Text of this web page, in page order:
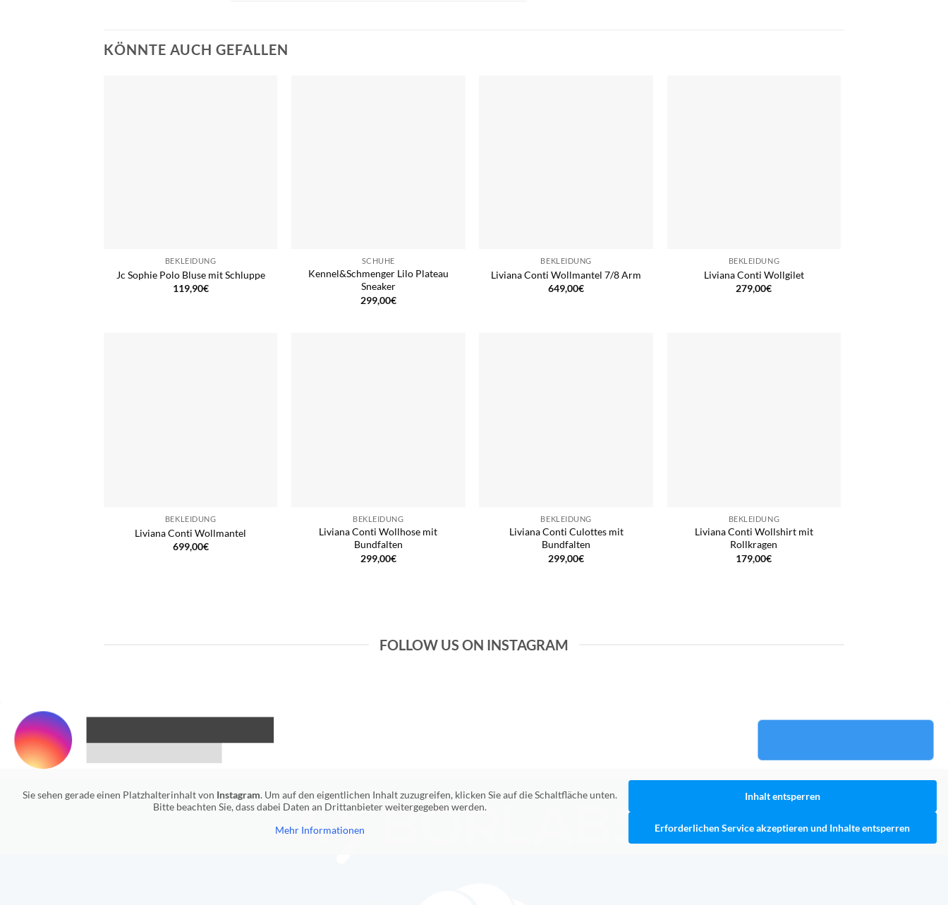
KÖNNTE AUCH GEFALLEN
BEKLEIDUNG
Jc Sophie Polo Bluse mit Schluppe
119,90€
SCHUHE
Kennel&Schmenger Lilo Plateau
Sneaker
299,00€
BEKLEIDUNG
Liviana Conti Wollmantel 7/8 Arm
649,00€
BEKLEIDUNG
Liviana Conti Wollgilet
279,00€
BEKLEIDUNG
Liviana Conti Wollmantel
699,00€
BEKLEIDUNG
Liviana Conti Wollhose mit
Bundfalten
299,00€
BEKLEIDUNG
Liviana Conti Culottes mit
Bundfalten
299,00€
BEKLEIDUNG
Liviana Conti Wollshirt mit
Rollkragen
179,00€
FOLLOW US ON INSTAGRAM
Sie sehen gerade einen Platzhalterinhalt von Instagram. Um auf den eigentlichen Inhalt zuzugreifen, klicken Sie auf die Schaltfläche unten.
Bitte beachten Sie, dass dabei Daten an Drittanbieter weitergegeben werden.
Mehr Informationen
Inhalt entsperren
Erforderlichen Service akzeptieren und Inhalte entsperren